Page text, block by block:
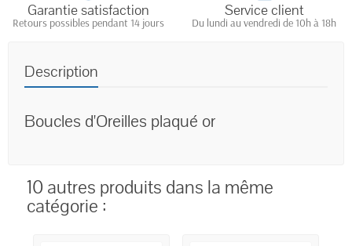
Garantie satisfaction
Retours possibles pendant 14 jours
Service client
Du lundi au vendredi de 10h à 18h
Description
Boucles d'Oreilles plaqué or
10 autres produits dans la même
catégorie :